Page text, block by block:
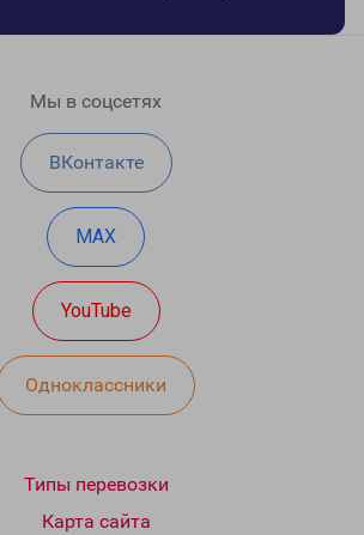
Мы в соцсетях
ВКонтакте
MAX
YouTube
Одноклассники
Типы перевозки
Карта сайта